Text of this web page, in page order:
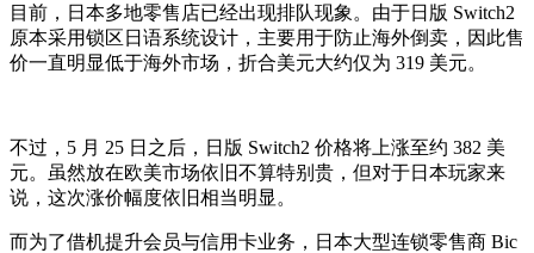
目前，日本多地零售店已经出现排队现象。由于日版 Switch2
原本采用锁区日语系统设计，主要用于防止海外倒卖，因此售
价一直明显低于海外市场，折合美元大约仅为 319 美元。
不过，5 月 25 日之后，日版 Switch2 价格将上涨至约 382 美
元。虽然放在欧美市场依旧不算特别贵，但对于日本玩家来
说，这次涨价幅度依旧相当明显。
而为了借机提升会员与信用卡业务，日本大型连锁零售商 Bic